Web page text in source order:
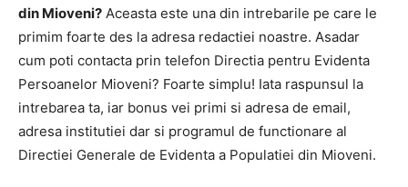
din Mioveni? Aceasta este una din intrebarile pe care le
primim foarte des la adresa redactiei noastre. Asadar
cum poti contacta prin telefon Directia pentru Evidenta
Persoanelor Mioveni? Foarte simplu! Iata raspunsul la
intrebarea ta, iar bonus vei primi si adresa de email,
adresa institutiei dar si programul de functionare al
Directiei Generale de Evidenta a Populatiei din Mioveni.